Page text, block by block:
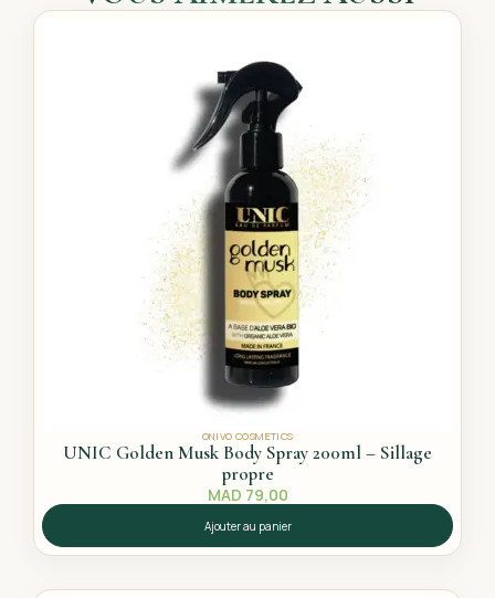
ONIVO COSMETICS
UNIC Golden Musk Body Spray 200ml – Sillage
propre
MAD 79,00
Ajouter au panier